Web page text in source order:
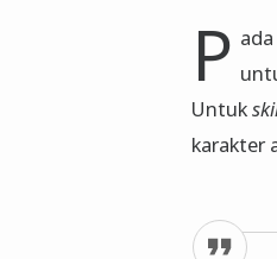
P
Untuk
karakter